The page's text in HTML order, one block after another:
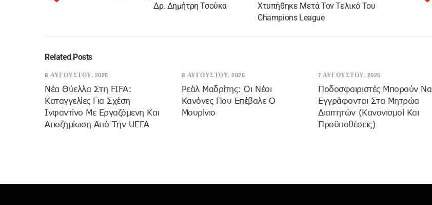
Δρ. Δημήτρη Τσούκα
Χτυπήθηκε Μετά Τον Τελικό Του
Champions League
Related Posts
8 ΑΥΓΟΎΣΤΟΥ, 2026
Νέα Θύελλα Στη FIFA:
Καταγγελίες Για Σχέση
Ινφαντίνο Με Εργαζόμενη Και
Αποζημίωση Από Την UEFA
8 ΑΥΓΟΎΣΤΟΥ, 2026
Ρεάλ Μαδρίτης: Οι Νέοι
Κανόνες Που Επέβαλε Ο
Μουρίνιο
7 ΑΥΓΟΎΣΤΟΥ, 2026
Ποδοσφαιριστές Μπορούν Να
Εγγράφονται Στα Μητρώα
Διαιτητών (κανονισμοί Και
Προϋποθέσεις)